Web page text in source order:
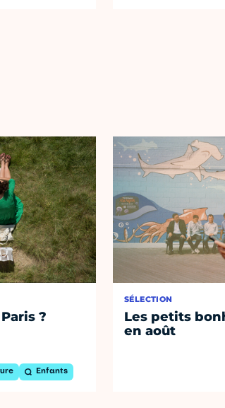
?
Enfants
SÉLECTION
Les petits
en août